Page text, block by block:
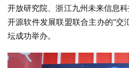
开放研究院、浙江九州未来信息
开源软件发展联盟联合主办的“交
坛成功举办。